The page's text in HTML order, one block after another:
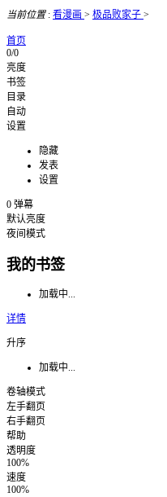
当前位置: 看漫画 > 极品败家子 >
首页
0/0
亮度
书签
目录
自动
设置
隐藏
发表
设置
0 弹幕
默认亮度
夜间模式
我的书签
加载中...
详情
升序
加载中...
卷轴模式
左手翻页
右手翻页
帮助
透明度
100%
速度
100%